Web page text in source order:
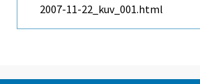
2007-11-22_kuv_001.html